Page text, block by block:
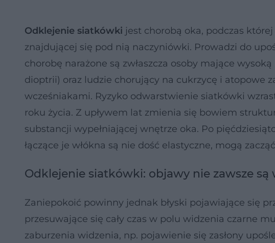
Odklejenie siatkówki jest chorobą oka, podczas której
znajdującej się pod nią naczyniówki. Prowadzi do
chorobę narażone są zwłaszcza osoby mające
dioptrii) oraz ludzie chorujący na cukrzycę i atopowe
wcześniakami. Ryzyko odwarstwienie siatkówki
roku życia. Z upływem lat zmienia się bowiem
substancji wypełniającej wnętrze oka. Po
łączące je włókna są nie dość elastyczne, mogą
Odklejenie siatkówki: objawy nie zawsze są
Zaniepokoić powinny jednak błyski pojawiające się
przesuwające się cały czas w polu widzenia czarne
zaburzenia widzenia, np. pojawienie się zasłony